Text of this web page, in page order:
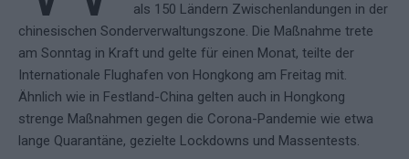
als 150 Ländern Zwischenlandungen in der
chinesischen Sonderverwaltungszone. Die Maßnahme trete
am Sonntag in Kraft und gelte für einen Monat, teilte der
Internationale Flughafen von Hongkong am Freitag mit.
Ähnlich wie in Festland-China gelten auch in Hongkong
strenge Maßnahmen gegen die Corona-Pandemie wie etwa
lange Quarantäne, gezielte Lockdowns und Massentests.